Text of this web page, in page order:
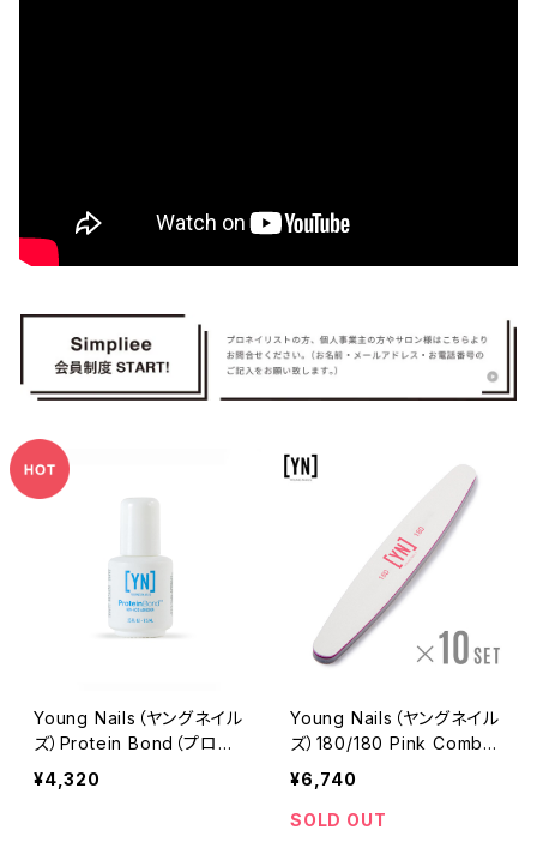
Young Nails（ヤングネイル
ズ）Protein Bond（プロテ
インボンド）7.5ml
¥4,320
Young Nails（ヤングネイル
ズ）180/180 Pink Combo
File（180/180 ピンクコンボ
ファイル）10本セット
¥6,740
SOLD OUT